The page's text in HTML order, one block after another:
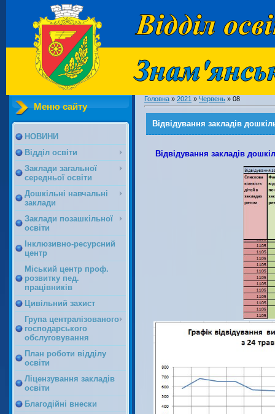
Меню сайту
НОВИНИ
Відділ освіти
Заклади загальної
середньої освіти
Дошкільні навчальні
заклади
Заклади позашкільної
освіти
Інклюзивно-ресурсний
центр
Міський центр проф.
розвитку пед.
працівників
Цивільний захист
Група централізованого
господарського
обслуговування
План роботи відділу
освіти
Ліцензування закладів
освіти
Благодійні внески
Головна » 2021 » Червень » 08
Відвідування закладів
Відвідування закладів